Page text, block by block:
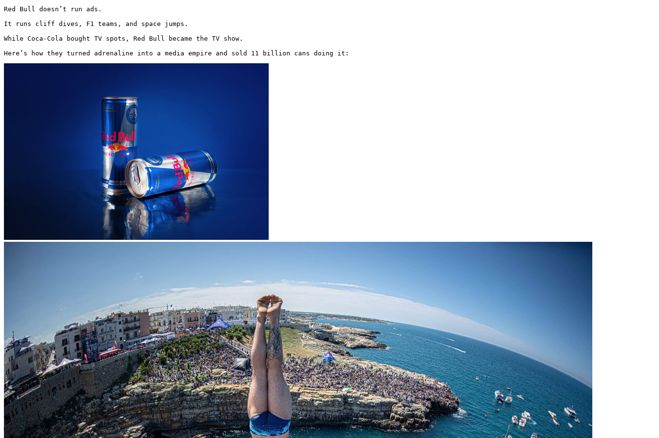
Red Bull doesn’t run ads.
It runs cliff dives, F1 teams, and space jumps.
While Coca-Cola bought TV spots, Red Bull became the TV show.
Here’s how they turned adrenaline into a media empire and sold 11 billion cans doing it: